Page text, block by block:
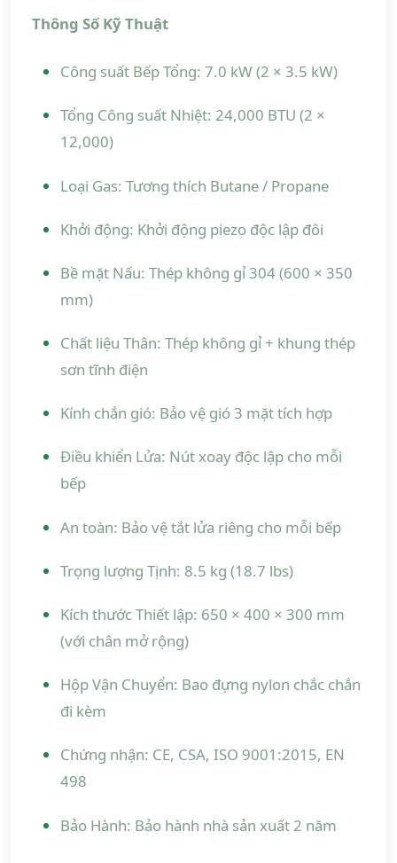
Thông Số Kỹ Thuật
Công suất Bếp Tổng: 7.0 kW (2 × 3.5 kW)
Tổng Công suất Nhiệt: 24,000 BTU (2 ×
12,000)
Loại Gas: Tương thích Butane / Propane
Khởi động: Khởi động piezo độc lập đôi
Bề mặt Nấu: Thép không gỉ 304 (600 × 350
mm)
Chất liệu Thân: Thép không gỉ + khung thép
sơn tĩnh điện
Kính chắn gió: Bảo vệ gió 3 mặt tích hợp
Điều khiển Lửa: Nút xoay độc lập cho mỗi
bếp
An toàn: Bảo vệ tắt lửa riêng cho mỗi bếp
Trọng lượng Tịnh: 8.5 kg (18.7 lbs)
Kích thước Thiết lập: 650 × 400 × 300 mm
(với chân mở rộng)
Hộp Vận Chuyển: Bao đựng nylon chắc chắn
đi kèm
Chứng nhận: CE, CSA, ISO 9001:2015, EN
498
Bảo Hành: Bảo hành nhà sản xuất 2 năm